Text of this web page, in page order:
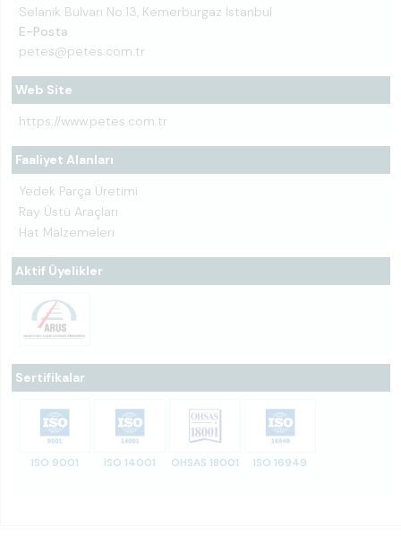
Selanik Bulvarı No:13, Kemerburgaz İstanbul
E-Posta
petes@petes.com.tr
Web Site
https://www.petes.com.tr
Faaliyet Alanları
Yedek Parça Üretimi
Ray Üstü Araçları
Hat Malzemeleri
Aktif Üyelikler
Sertifikalar
ISO 9001 ISO 14001 OHSAS 18001 ISO 16949